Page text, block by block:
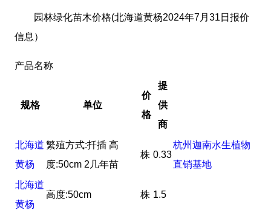
园林绿化苗木价格(北海道黄杨2024年7月31日报价
信息）
产品名称
规格 单位
价
格
提
供
商
北海道
黄杨
繁殖方式:扦插 高
度:50cm 2几年苗
株 0.33
杭州迦南水生植物
直销基地
北海道
黄杨
高度:50cm 株 1.5